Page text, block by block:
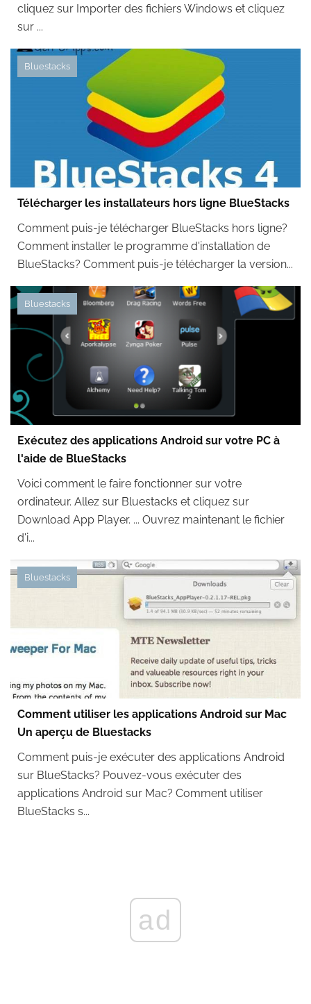
cliquez sur Importer des fichiers Windows et cliquez
sur ...
Bluestacks
Télécharger les installateurs hors ligne BlueStacks
Comment puis-je télécharger BlueStacks hors ligne?
Comment installer le programme d'installation de
BlueStacks? Comment puis-je télécharger la version...
Bluestacks
Exécutez des applications Android sur votre PC à
l'aide de BlueStacks
Voici comment le faire fonctionner sur votre
ordinateur. Allez sur Bluestacks et cliquez sur
Download App Player. ... Ouvrez maintenant le fichier
d'i...
Bluestacks
Comment utiliser les applications Android sur Mac
Un aperçu de Bluestacks
Comment puis-je exécuter des applications Android
sur BlueStacks? Pouvez-vous exécuter des
applications Android sur Mac? Comment utiliser
BlueStacks s...
ad